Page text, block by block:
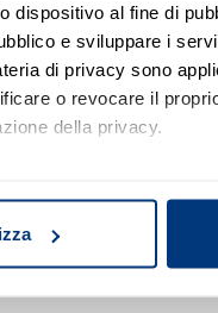
al fine di
e sviluppare i
di privacy sono
o revocare il
della privacy.
alla ricerca di
di ricerca
alcuni filtri
di ricerca.